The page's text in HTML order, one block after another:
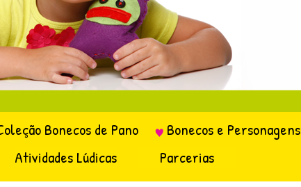
Bonecos de Pano
Atividades Lúdicas
Bonecos e Personagens
Parcerias